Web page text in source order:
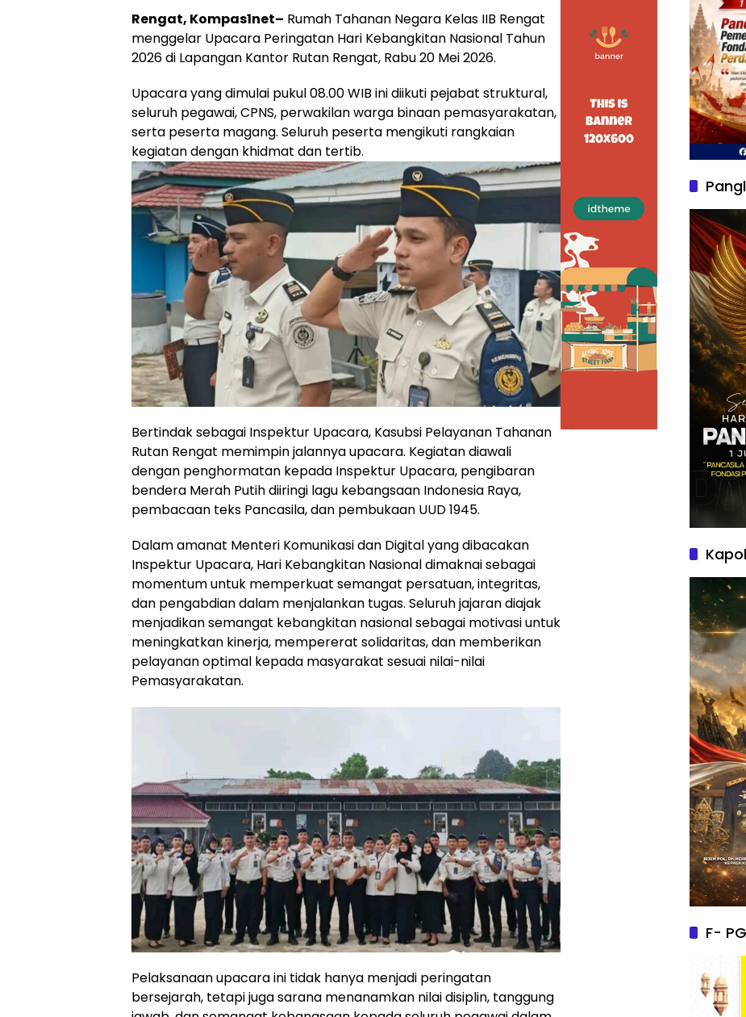
Rengat, Kompas1net– Rumah Tahanan Negara Kelas IIB Rengat
menggelar Upacara Peringatan Hari Kebangkitan Nasional Tahun
2026 di Lapangan Kantor Rutan Rengat, Rabu 20 Mei 2026.
Upacara yang dimulai pukul 08.00 WIB ini diikuti pejabat struktural,
seluruh pegawai, CPNS, perwakilan warga binaan pemasyarakatan,
serta peserta magang. Seluruh peserta mengikuti rangkaian
kegiatan dengan khidmat dan tertib.
Bertindak sebagai Inspektur Upacara, Kasubsi Pelayanan Tahanan
Rutan Rengat memimpin jalannya upacara. Kegiatan diawali
dengan penghormatan kepada Inspektur Upacara, pengibaran
bendera Merah Putih diiringi lagu kebangsaan Indonesia Raya,
pembacaan teks Pancasila, dan pembukaan UUD 1945.
Dalam amanat Menteri Komunikasi dan Digital yang dibacakan
Inspektur Upacara, Hari Kebangkitan Nasional dimaknai sebagai
momentum untuk memperkuat semangat persatuan, integritas,
dan pengabdian dalam menjalankan tugas. Seluruh jajaran diajak
menjadikan semangat kebangkitan nasional sebagai motivasi untuk
meningkatkan kinerja, mempererat solidaritas, dan memberikan
pelayanan optimal kepada masyarakat sesuai nilai-nilai
Pemasyarakatan.
Pelaksanaan upacara ini tidak hanya menjadi peringatan
bersejarah, tetapi juga sarana menanamkan nilai disiplin, tanggung
F-